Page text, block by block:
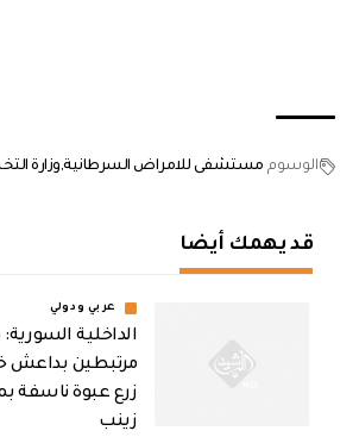
الوسوم مستشفى للامراض السرطانية وزارة
قد يهمك أيضا
عربي ودولي
الداخلية
مرتبطين بداعش
زرع عبوة ناسفة
زينب